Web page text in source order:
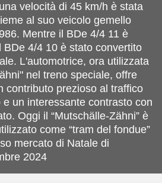
velocità di 45 km/h è stata
al suo veicolo gemello
Mentre il BDe 4/4 11 è
4/4 10 è stato convertito
L'automotrice, ora utilizzata
nel treno speciale, offre
contributo prezioso al traffico
un interessante contrasto con
Oggi il “Mutschälle-Zähni” è
come “tram del fondue”
mercato di Natale di
2024